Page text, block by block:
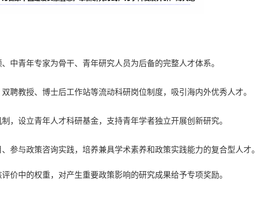
中青年专家为骨干、青年研究人员为后备的完整人才体系。
聘教授、博士后工作站等流动科研岗位制度，吸引海内外优秀人才。
，设立青年人才科研基金，支持青年学者独立开展创新研究。
参与政策咨询实践，培养兼具学术素养和政策实践能力的复合型人才。
价中的权重，对产生重要政策影响的研究成果给予专项奖励。